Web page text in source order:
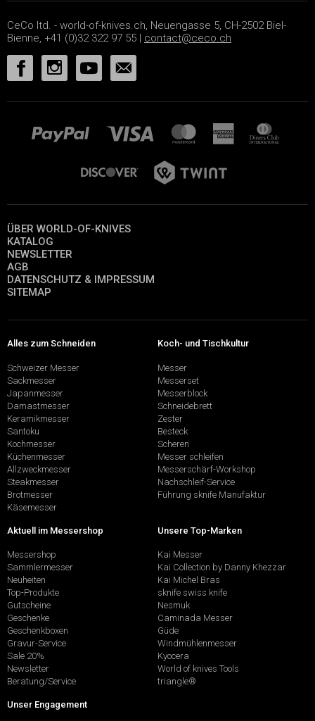
CeCo ltd. - world-of-knives.ch, Neuengasse 5, CH-2502 Biel-
Bienne, +41 (0)32 322 97 55 | contact@ceco.ch
ÜBER WORLD-OF-KNIVES
KATALOG
NEWSLETTER
AGB
DATENSCHUTZ & IMPRESSUM
SITEMAP
Alles zum Schneiden
Schweizer Messer
Sackmesser
Japanmesser
Damastmesser
Keramikmesser
Santoku
Kochmesser
Küchenmesser
Allzweckmesser
Steakmesser
Brotmesser
Käsemesser
Koch- und Tischkultur
Messer
Messerset
Messerblock
Schneidebrett
Zester
Besteck
Scheren
Messer schleifen
Messerschärf-Workshop
Nachschleif-Service
Führung sknife Manufaktur
Aktuell im Messershop
Messershop
Sammlermesser
Neuheiten
Top-Produkte
Gutscheine
Geschenke
Geschenkboxen
Gravur-Service
Sale 20%
Newsletter
Beratung/Service
Unsere Top-Marken
Kai Messer
Kai Collection by Danny Khezzar
Kai Michel Bras
sknife swiss knife
Nesmuk
Caminada Messer
Güde
Windmühlenmesser
Kyocera
World of knives Tools
triangle®
Unser Engagement